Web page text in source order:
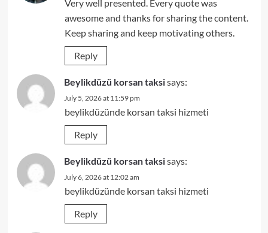
Very well presented. Every quote was
awesome and thanks for sharing the content.
Keep sharing and keep motivating others.
Reply
Beylikdüzü korsan taksisays:
July 5, 2026 at 11:59 pm
beylikdüzünde korsan taksi hizmeti
Reply
Beylikdüzü korsan taksisays:
July 6, 2026 at 12:02 am
beylikdüzünde korsan taksi hizmeti
Reply